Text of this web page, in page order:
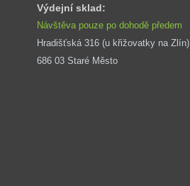
Výdejní sklad:
Návštěva pouze po dohodě předem
Hradišťská 316 (u křižovatky na Zlín)
686 03 Staré Město